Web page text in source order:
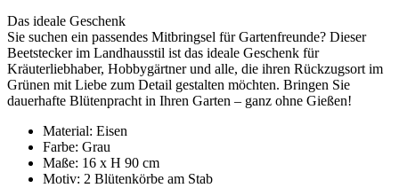
Das ideale Geschenk
Sie suchen ein passendes Mitbringsel für Gartenfreunde? Dieser
Beetstecker im Landhausstil ist das ideale Geschenk für
Kräuterliebhaber, Hobbygärtner und alle, die ihren Rückzugsort im
Grünen mit Liebe zum Detail gestalten möchten. Bringen Sie
dauerhafte Blütenpracht in Ihren Garten – ganz ohne Gießen!
Material: Eisen
Farbe: Grau
Maße: 16 x H 90 cm
Motiv: 2 Blütenkörbe am Stab